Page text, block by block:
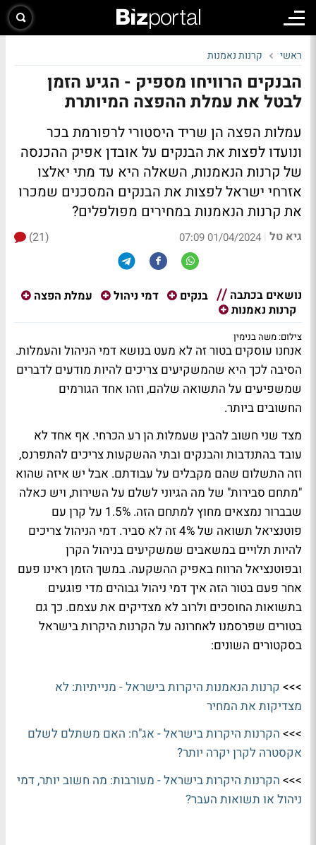
ראשי קרנות נאמנות
הבנקים הרוויחו מספיק - הגיע הזמן
לבטל את עמלת ההפצה המיותרת
עמלות הפצה הן שריד היסטורי לרפורמת בכר
ונועדו לפצות את הבנקים על אובדן אפיק ההכנסה
של קרנות הנאמנות, השאלה היא עד מתי יאלצו
אזרחי ישראל לפצות את הבנקים המסכנים שמכרו
את קרנות הנאמנות במחירים מפולפלים?
גיא טל |
01/04/2024 07:09
(21)
נושאים בכתבה בנקים דמי ניהול
עמלת הפצה
קרנות נאמנות
צילום: משה בנימין
אנחנו עוסקים בטור זה לא מעט בנושא דמי הניהול והעמלות.
הסיבה לכך היא שהמשקיעים צריכים להיות מודעים לדברים
שמשפיעים על התשואה שלהם, וזהו אחד הגורמים
החשובים ביותר.
מצד שני חשוב להבין שעמלות הן רע הכרחי. אף אחד לא
עובד בהתנדבות והבנקים ובתי ההשקעות צריכים להתפרנס,
וזה התשלום שהם מקבלים על עבודתם. אבל יש איזה שהוא
"מתחם סבירות" של מה הגיוני לשלם על השירות, ויש כאלה
שבברור נמצאים מחוץ למתחם הזה. 1.5% על קרן עם
פוטנציאל תשואה של 4% זה לא סביר. דמי הניהול צריכים
להיות תלויים במשאבים שמשקיעים בניהול הקרן
ובפוטנציאל הרווח באפיק ההשקעה. במשך הזמן ראינו פעם
אחר פעם בטור הזה איך דמי ניהול גבוהים מדי פוגעים
בתשואות החוסכים ולרוב לא מצדיקים את עצמם. כך גם
בטורים שפרסמנו לאחרונה על הקרנות היקרות בישראל
בסקטורים השונים:
>>> קרנות הנאמנות היקרות בישראל - מנייתיות: לא
מצדיקות את המחיר
>>> הקרנות היקרות בישראל - אג"ח: האם משתלם לשלם
אקסטרה לקרן יקרה יותר?
>>> הקרנות היקרות בישראל - מעורבות: מה חשוב יותר, דמי
ניהול או תשואות העבר?